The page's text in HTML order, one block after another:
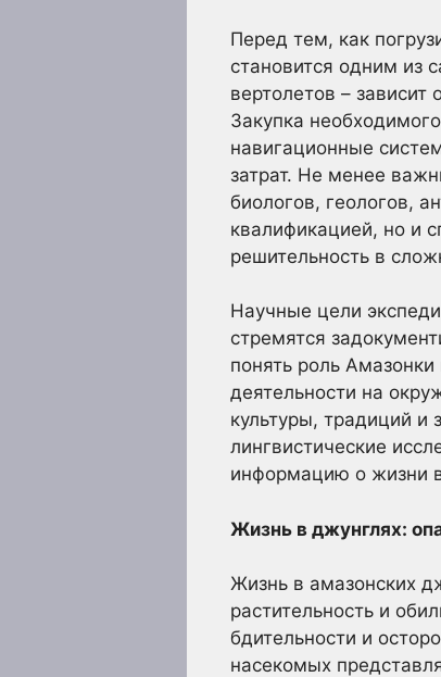
Перед тем, как
становится одним из
вертолетов –
Закупка
навигационные
затрат. Не менее
биологов, геологов,
квалификацией, но и
решительность в
Научные цели
стремятся
понять роль
деятельности на
культуры, традиций и
лингвистические
информацию о жизни
Жизнь в джунглях:
Жизнь в амазонских
растительность и
бдительности и
насекомых